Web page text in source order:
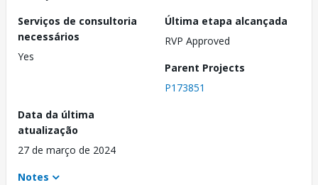
Serviços de consultoria
necessários
Yes
Última etapa alcançada
RVP Approved
Parent Projects
P173851
Data da última
atualização
27 de março de 2024
Notes